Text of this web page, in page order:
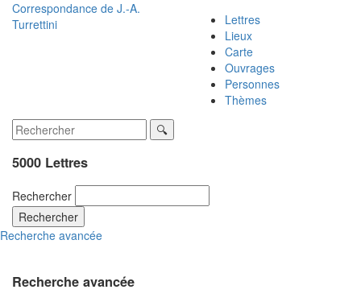
Correspondance de J.-A.
Turrettini
Lettres
Lieux
Carte
Ouvrages
Personnes
Thèmes
5000 Lettres
Rechercher
Rechercher
Recherche avancée
Recherche avancée